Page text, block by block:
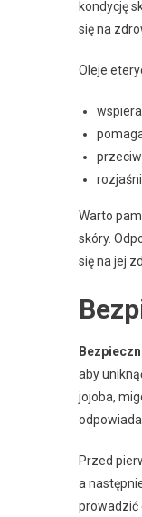
kondycję
się na
Oleje
Warto
skóry.
się na jej
aby
jojoba,
Przed
a
prowadzić